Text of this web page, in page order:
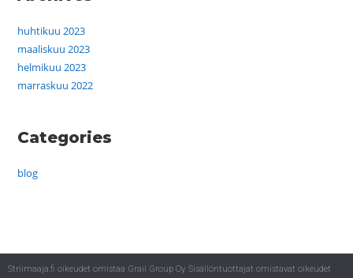
huhtikuu 2023
maaliskuu 2023
helmikuu 2023
marraskuu 2022
Categories
blog
Striimaaja.fi oikeudet omistaa Grail Group Oy. Sisällöntuottajat omistavat oikeudet